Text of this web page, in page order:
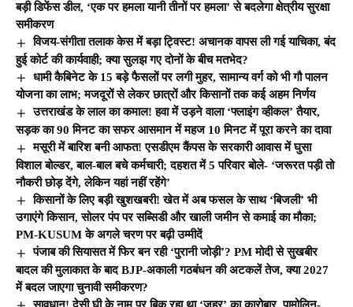
बड़ी डिफेंस डील, ‘एक पर हमला यानी तीनों पर हमला’ से बदलेगा क्षेत्रीय सुरक्षा
समीकरण
विजय-संगीता तलाक केस में बड़ा ट्विस्ट! अचानक वापस ली गई याचिका, बंद
हुई कोर्ट की कार्यवाही; क्या सुलझ गए दोनों के बीच मतभेद?
धामी कैबिनेट के 15 बड़े फैसलों पर लगी मुहर, सामान्य वर्ग को भी गौ पालन
योजना का लाभ; मजदूरों से लेकर छात्रों और किसानों तक कई अहम निर्णय
उत्तराखंड के लाल का कमाल! हवा में उड़ने वाला ‘फ्लाइंग व्हीकल’ तैयार,
सड़क का 90 मिनट का सफर आसमान में महज 10 मिनट में पूरा करने का दावा
मसूरी में बारिश बनी आफत! एसडीएम कैंपस के सरकारी आवास में घुसा
विशाल बोल्डर, बाल-बाल बचे कर्मचारी; दहशत में 5 परिवार बोले- ‘जरूरत पड़ी तो
नौकरी छोड़ देंगे, लेकिन यहां नहीं रहेंगे’
किसानों के लिए बड़ी खुशखबरी! खेत में अब फसल के साथ ‘बिजली’ भी
उगाएंगे किसान, सोलर पंप पर सब्सिडी और खाली जमीन से कमाई का मौका;
PM-KUSUM के अगले चरण पर बढ़ी उम्मीदें
पंजाब की सियासत में फिर बन रही ‘पुरानी जोड़ी’? PM मोदी से सुखबीर
बादल की मुलाकात के बाद BJP-अकाली गठबंधन की अटकलें तेज, क्या 2027
में बदल जाएगा चुनावी समीकरण?
सावधान! देसी घी के नाम पर बिक रहा था ‘जहर’ का कारोबार, पामोलिन-